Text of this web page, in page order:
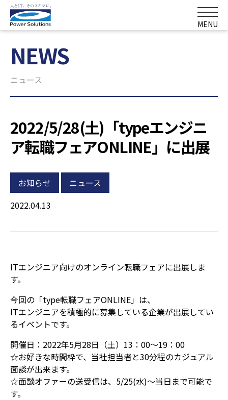
MENU
NEWS
ニュース
2022/5/28(土)「typeエンジニ
ア転職フェアONLINE」に出展
お知らせ
ニュース
2022.04.13
ITエンジニア向けのオンライン転職フェアに出展しま
す。
今回の「type転職フェアONLINE」は、
ITエンジニアを積極的に募集している企業が出展してい
るイベントです。
開催日：2022年5月28日（土）13：00～19：00
☆お好きな時間枠で、当社担当者と30分程のカジュアル
面談が出来ます。
☆面談オファーの送受信は、5/25(水)～当日まで可能で
す。